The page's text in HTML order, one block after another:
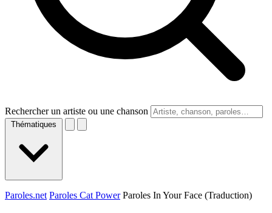
Rechercher un artiste ou une chanson
Thématiques
Paroles.net Paroles Cat Power Paroles In Your Face (Traduction)